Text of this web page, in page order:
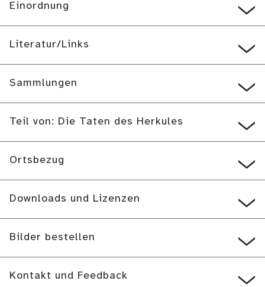
Einordnung
Literatur/Links
Sammlungen
Teil von: Die Taten des Herkules
Ortsbezug
Downloads und Lizenzen
Bilder bestellen
Kontakt und Feedback